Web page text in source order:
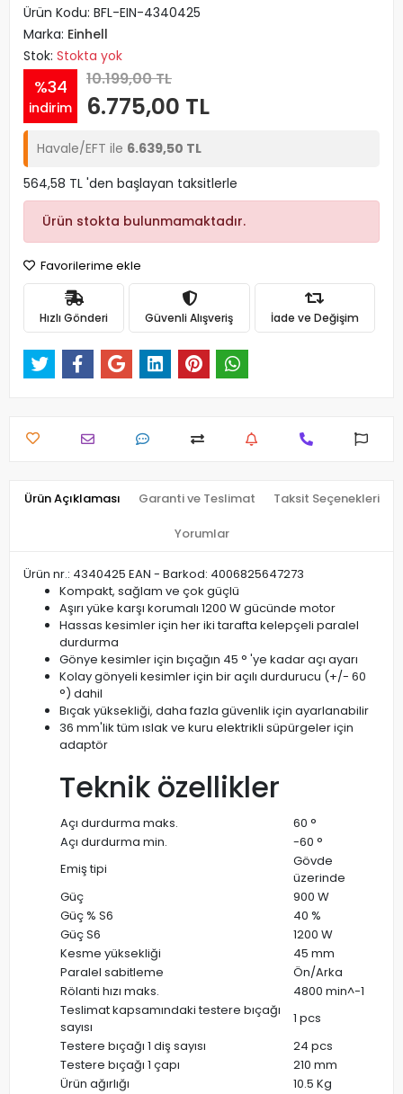
Ürün Kodu: BFL-EIN-4340425
Marka: Einhell
Stok: Stokta yok
%34
indirim
10.199,00 TL
6.775,00 TL
Havale/EFT ile 6.639,50 TL
564,58 TL 'den başlayan taksitlerle
Ürün stokta bulunmamaktadır.
Favorilerime ekle
Hızlı Gönderi Güvenli Alışveriş İade ve Değişim
Ürün Açıklaması Garanti ve Teslimat Taksit Seçenekleri
Yorumlar
Ürün nr.: 4340425 EAN - Barkod: 4006825647273
Kompakt, sağlam ve çok güçlü
Aşırı yüke karşı korumalı 1200 W gücünde motor
Hassas kesimler için her iki tarafta kelepçeli paralel
durdurma
Gönye kesimler için bıçağın 45 ° 'ye kadar açı ayarı
Kolay gönyeli kesimler için bir açılı durdurucu (+/- 60
°) dahil
Bıçak yüksekliği, daha fazla güvenlik için ayarlanabilir
36 mm'lik tüm ıslak ve kuru elektrikli süpürgeler için
adaptör
Teknik özellikler
Açı durdurma maks.
60 °
Açı durdurma min.
-60 °
Emiş tipi
Gövde
üzerinde
Güç
900 W
Güç % S6
40 %
Güç S6
1200 W
Kesme yüksekliği
45 mm
Paralel sabitleme
Ön/Arka
Rölanti hızı maks.
4800 min^-1
Teslimat kapsamındaki testere bıçağı
sayısı
1 pcs
Testere bıçağı 1 diş sayısı
24 pcs
Testere bıçağı 1 çapı
210 mm
Ürün ağırlığı
10.5 Kg